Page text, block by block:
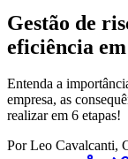
Gestão de
eficiência
Entenda a
empresa, as
realizar em 6 etapas!
Por Leo Cavalcanti,